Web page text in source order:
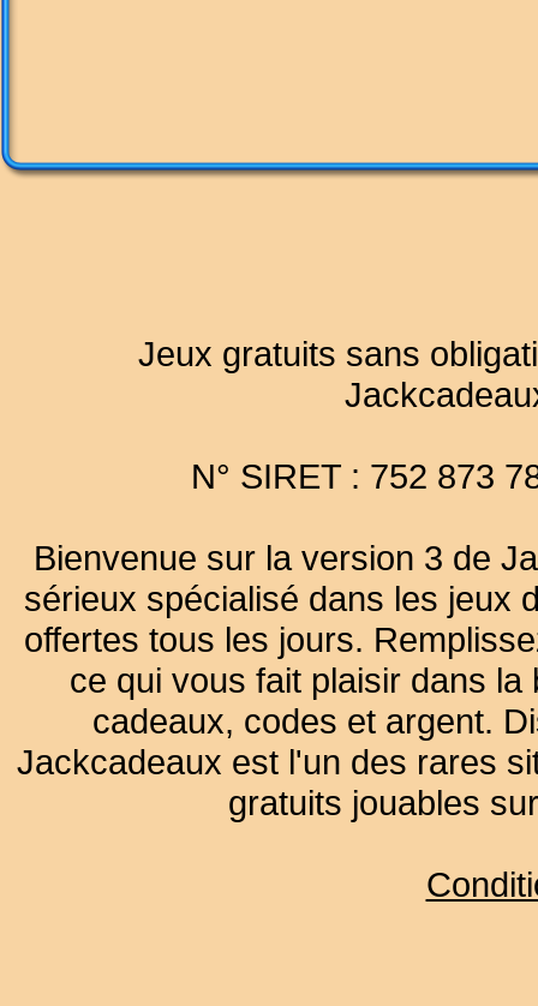
Jeux gratuits sans
N° SIRET : 752 873
Bienvenue sur la version 3 de
sérieux spécialisé dans les jeux
offertes tous les jours.
ce qui vous fait plaisir dans
cadeaux, codes et argent.
Jackcadeaux est l'un des rares
gratuits jouables